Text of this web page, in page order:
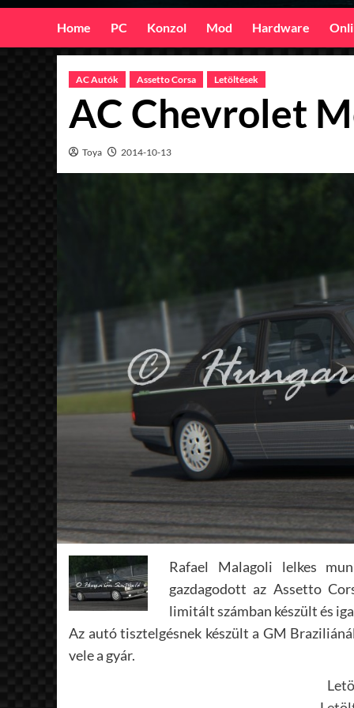
Home PC Konzol Mod Hardware
AC Autók Assetto Corsa Letöltések
AC Chevrolet
Toya 2014-10-13
Rafael Malagoli lelkes
gazdagodott az Assetto
limitált számban készült és
Az autó tisztelgésnek készült a GM
vele a gyár.